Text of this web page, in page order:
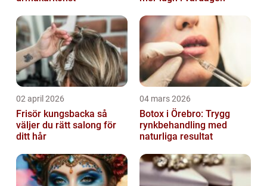
02 april 2026
Frisör kungsbacka så
väljer du rätt salong för
ditt hår
04 mars 2026
Botox i Örebro: Trygg
rynkbehandling med
naturliga resultat